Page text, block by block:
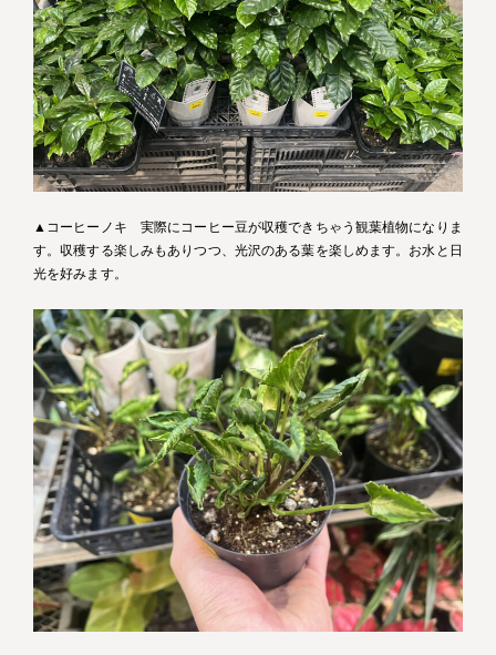
▲コーヒーノキ 実際にコーヒー豆が収穫できちゃう観葉植物になりま
す。収穫する楽しみもありつつ、光沢のある葉を楽しめます。お水と日
光を好みます。